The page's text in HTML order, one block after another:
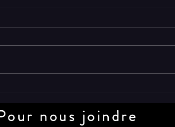
nous joindre